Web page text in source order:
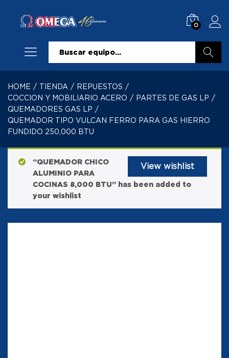
0
HOME / TIENDA / REPUESTOS /
COCCION Y MOBILIARIO ACERO / PARTES DE GAS LP /
QUEMADORES GAS LP /
QUEMADOR TIPO VULCAN FERRO PARA GAS HIERRO
FUNDIDO 250,000 BTU
View wishlist
“QUEMADOR CHICO
ALUMINIO PARA
COCINAS 8,000 BTU” has been added to
your wishlist